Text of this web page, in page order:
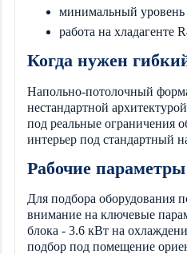
минимальный
работа на хладагенте
Когда нужен
Напольно-потолочный
нестандартной
под реальные ограничения
интерьер под стандартный
Рабочие
Для подбора оборудования
внимание на ключевые
блока - 3.6 кВт на
подбор под помещение